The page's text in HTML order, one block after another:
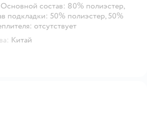
Основной состав: 80% полиэстер,
подкладки: 50% полиэстер, 50%
отсутствует
Китай